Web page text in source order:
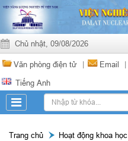
Chủ nhật, 09/08/2026
Văn phòng điện tử | Email |
Tiếng Anh
Trang chủ Hoạt động khoa học